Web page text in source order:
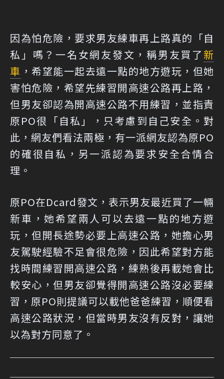
因為怕危險，要求男友練車再上路真的「自
私」嗎？一名女網友發文，稱男友買了 新
車 ，希望能一起去遠一點的地方遊玩，但她
害怕危險，希望先練習開高速公路再上路，
但男友卻認為開高速公路不用練習，並指責
原PO很「自私」，只考慮到自己安全。對
此，網友們看法兩極，有一派網友認為原PO
的確很自私，另一派認為要求安全合情合
理。
原PO在Dcard發文 ，表示男友最近買了一輛
新車，她希望兩人可以去遠一點的地方遊
玩，但開長途勢必要上高速公路，她擔心男
友駕駛經驗不足會很危險，因此希望對方能
找時間練習開高速公路，練熟後再載她會比
較安心，但男友卻覺得開高速公路沒必要練
習，原PO則提議可以載他爸爸練習，順便看
高速公路狀況，但當時男友沒有反對，讓她
以為對方同意了。